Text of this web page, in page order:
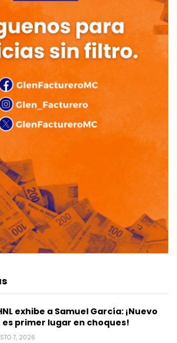
exhibe a Samuel García: ¡Nuevo
es primer lugar en choques!
7, 2026